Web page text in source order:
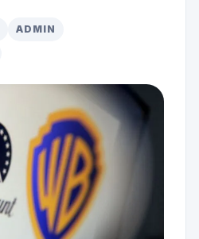
ADMIN